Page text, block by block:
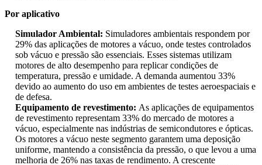
Por aplicativo
Simulador Ambiental: Simuladores ambientais respondem por
29% das aplicações de motores a vácuo, onde testes controlados
sob vácuo e pressão são essenciais. Esses sistemas utilizam
motores de alto desempenho para replicar condições de
temperatura, pressão e umidade. A demanda aumentou 33%
devido ao aumento do uso em ambientes de testes aeroespaciais e
de defesa.
Equipamento de revestimento: As aplicações de equipamentos
de revestimento representam 33% do mercado de motores a
vácuo, especialmente nas indústrias de semicondutores e ópticas.
Os motores a vácuo neste segmento garantem uma deposição
uniforme, mantendo a consistência da pressão, o que levou a uma
melhoria de 26% nas taxas de rendimento. A crescente